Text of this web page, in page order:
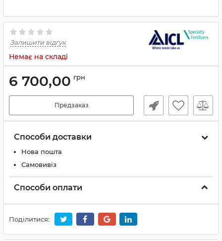
Залишити відгук
Немає на складі
6 700,00 грн
Предзаказ
Способи доставки
Нова пошта
Самовивіз
Способи оплати
Поділитися: